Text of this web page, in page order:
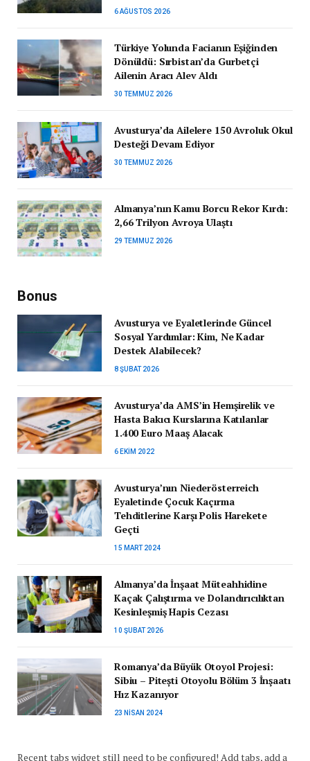
6 AĞUSTOS 2026
Türkiye Yolunda Facianın Eşiğinden
Dönüldü: Sırbistan’da Gurbetçi
Ailenin Aracı Alev Aldı
30 TEMMUZ 2026
Avusturya’da Ailelere 150 Avroluk Okul
Desteği Devam Ediyor
30 TEMMUZ 2026
Almanya’nın Kamu Borcu Rekor Kırdı:
2,66 Trilyon Avroya Ulaştı
29 TEMMUZ 2026
Bonus
Avusturya ve Eyaletlerinde Güncel
Sosyal Yardımlar: Kim, Ne Kadar
Destek Alabilecek?
8 ŞUBAT 2026
Avusturya’da AMS’in Hemşirelik ve
Hasta Bakıcı Kurslarına Katılanlar
1.400 Euro Maaş Alacak
6 EKIM 2022
Avusturya’nın Niederösterreich
Eyaletinde Çocuk Kaçırma
Tehditlerine Karşı Polis Harekete
Geçti
15 MART 2024
Almanya’da İnşaat Müteahhidine
Kaçak Çalıştırma ve Dolandırıcılıktan
Kesinleşmiş Hapis Cezası
10 ŞUBAT 2026
Romanya’da Büyük Otoyol Projesi:
Sibiu – Pitești Otoyolu Bölüm 3 İnşaatı
Hız Kazanıyor
23 NISAN 2024
Recent tabs widget still need to be configured! Add tabs, add a